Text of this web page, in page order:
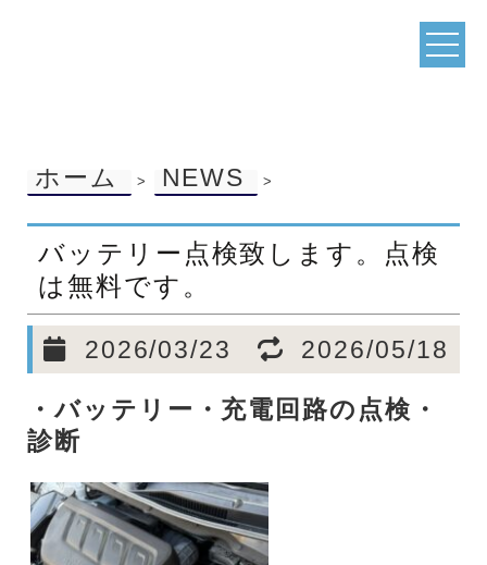
ホーム > NEWS >
バッテリー点検致します。点検
は無料です。
2026/03/23 2026/05/18
・バッテリー・充電回路の点検・
診断